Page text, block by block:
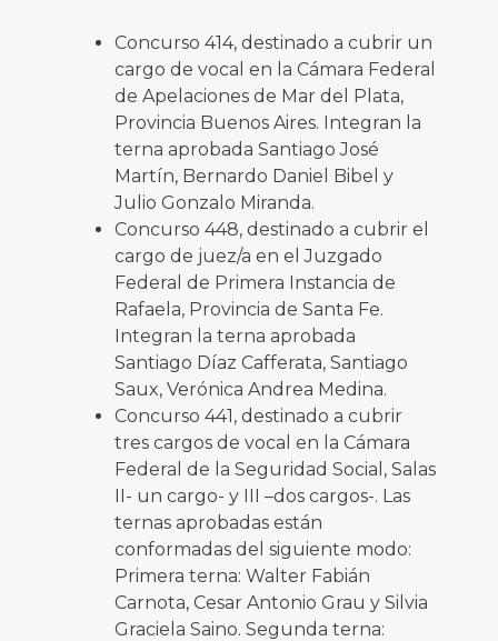
Concurso 414, destinado a cubrir un
cargo de vocal en la Cámara Federal
de Apelaciones de Mar del Plata,
Provincia Buenos Aires. Integran la
terna aprobada Santiago José
Martín, Bernardo Daniel Bibel y
Julio Gonzalo Miranda.
Concurso 448, destinado a cubrir el
cargo de juez/a en el Juzgado
Federal de Primera Instancia de
Rafaela, Provincia de Santa Fe.
Integran la terna aprobada
Santiago Díaz Cafferata, Santiago
Saux, Verónica Andrea Medina.
Concurso 441, destinado a cubrir
tres cargos de vocal en la Cámara
Federal de la Seguridad Social, Salas
II- un cargo- y III –dos cargos-. Las
ternas aprobadas están
conformadas del siguiente modo:
Primera terna: Walter Fabián
Carnota, Cesar Antonio Grau y Silvia
Graciela Saino. Segunda terna: